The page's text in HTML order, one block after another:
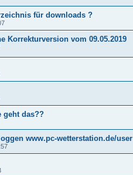
für downloads ?
Korrekturversion vom 09.05.2019
geht das??
www.pc-wetterstation.de/user